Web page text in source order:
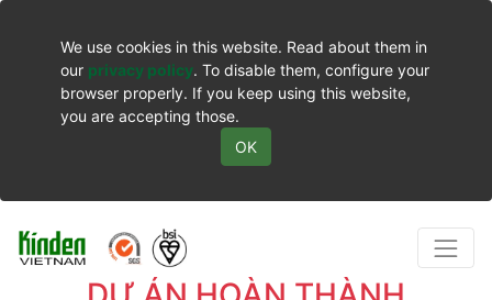
We use cookies in this website. Read about them in
our privacy policy. To disable them, configure your
browser properly. If you keep using this website,
you are accepting those.
OK